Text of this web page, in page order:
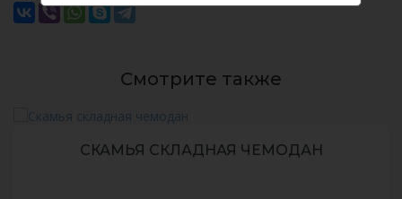
Смотрите также
СКАМЬЯ СКЛАДНАЯ ЧЕМОДАН